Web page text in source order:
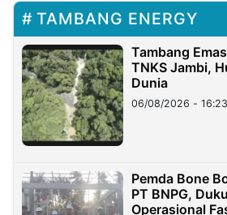
TAMBANG ENERGY
Tambang
TNKS Jambi,
Dunia
06/08/2026 - 16:23
Pemda Bone
PT BNPG,
Operasional